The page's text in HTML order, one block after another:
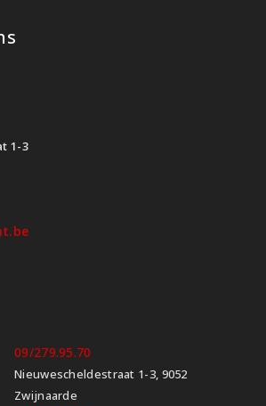
1-3
09/279.95.70
Nieuwescheldestraat 1-3, 9052
Zwijnaarde